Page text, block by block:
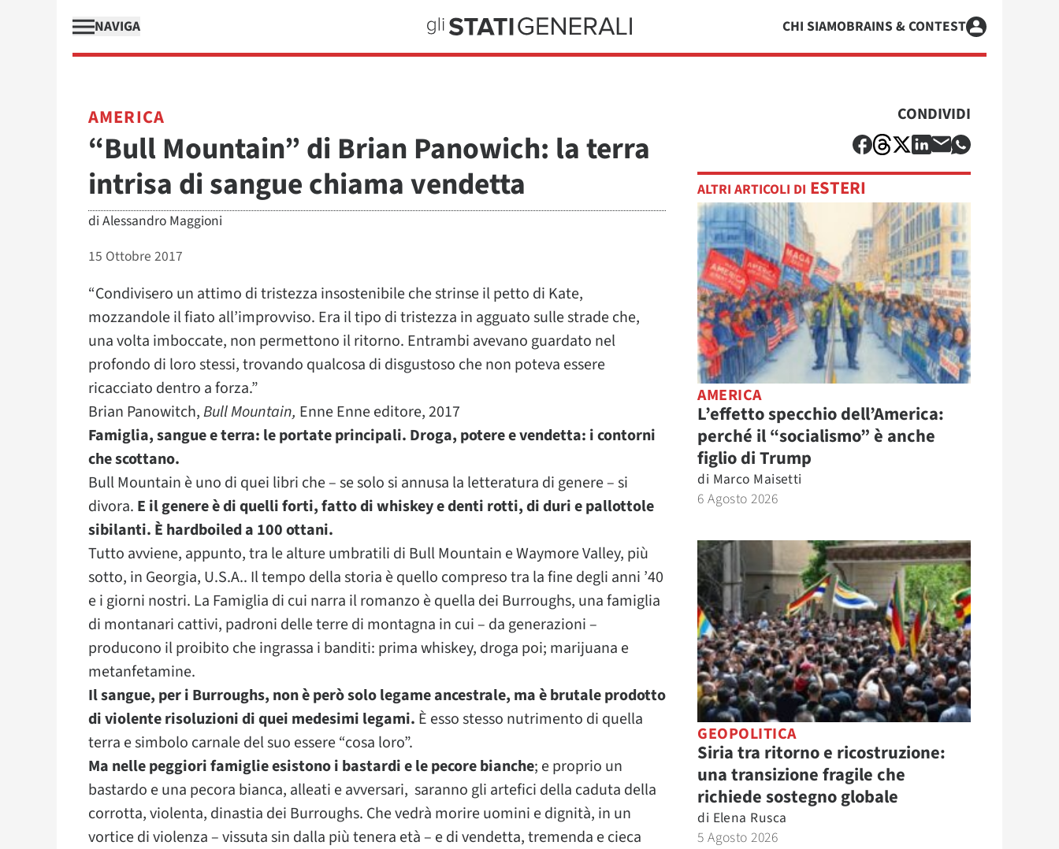
NAVIGA CHI SIAMOBRAINS & CONTEST
AMERICA
“Bull Mountain” di Brian Panowich: la terra
intrisa di sangue chiama vendetta
di Alessandro Maggioni
15 Ottobre 2017
“Condivisero un attimo di tristezza insostenibile che strinse il petto di Kate,
mozzandole il fiato all’improvviso. Era il tipo di tristezza in agguato sulle strade che,
una volta imboccate, non permettono il ritorno. Entrambi avevano guardato nel
profondo di loro stessi, trovando qualcosa di disgustoso che non poteva essere
ricacciato dentro a forza.”
Brian Panowitch,Bull Mountain, Enne Enne editore, 2017
Famiglia, sangue e terra: le portate principali. Droga, potere e vendetta: i contorni
che scottano.
Bull Mountain è uno di quei libri che – se solo si annusa la letteratura di genere – si
divora. E il genere è di quelli forti, fatto di whiskey e denti rotti, di duri e pallottole
sibilanti. È hardboiled a 100 ottani.
Tutto avviene, appunto, tra le alture umbratili di Bull Mountain e Waymore Valley, più
sotto, in Georgia, U.S.A.. Il tempo della storia è quello compreso tra la fine degli anni ’40
e i giorni nostri. La Famiglia di cui narra il romanzo è quella dei Burroughs, una famiglia
di montanari cattivi, padroni delle terre di montagna in cui – da generazioni –
producono il proibito che ingrassa i banditi: prima whiskey, droga poi; marijuana e
metanfetamine.
Il sangue, per i Burroughs, non è però solo legame ancestrale, ma è brutale prodotto
di violente risoluzioni di quei medesimi legami. È esso stesso nutrimento di quella
terra e simbolo carnale del suo essere “cosa loro”.
Ma nelle peggiori famiglie esistono i bastardi e le pecore bianche; e proprio un
bastardo e una pecora bianca, alleati e avversari, saranno gli artefici della caduta della
corrotta, violenta, dinastia dei Burroughs. Che vedrà morire uomini e dignità, in un
vortice di violenza – vissuta sin dalla più tenera età – e di vendetta, tremenda e cieca
CONDIVIDI
ALTRI ARTICOLI DI ESTERI
AMERICA
L’effetto specchio dell’America:
perché il “socialismo” è anche
figlio di Trump
di Marco Maisetti
6 Agosto 2026
GEOPOLITICA
Siria tra ritorno e ricostruzione:
una transizione fragile che
richiede sostegno globale
di Elena Rusca
5 Agosto 2026